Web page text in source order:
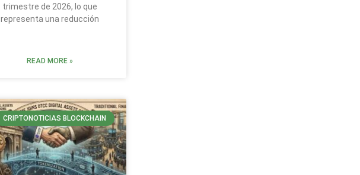
trimestre de 2026, lo que
representa una reducción
READ MORE »
CRIPTONOTICIAS BLOCKCHAIN